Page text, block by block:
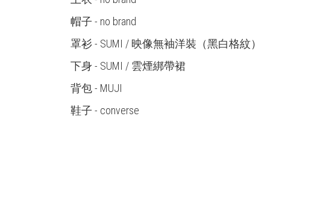
帽子 - no brand
罩衫 - SUMI / 映像無袖洋裝（黑白格紋）
下身 - SUMI / 雲煙綁帶裙
背包 - MUJI
鞋子 - converse